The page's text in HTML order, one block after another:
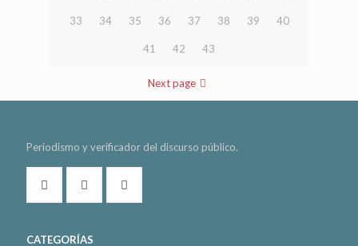
33 34 35 36 37 38 39 40
41 42 43
Next page
Periodismo y verificador del discurso público.
CATEGORÍAS